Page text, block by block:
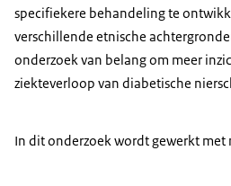
specifiekere behandeling te
verschillende etnische
onderzoek van belang om meer
ziekteverloop van diabetische
In dit onderzoek wordt gewerkt met